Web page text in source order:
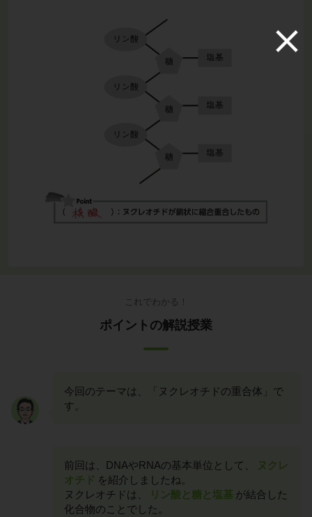
これでわかる！
ポイントの解説授業
今回のテーマは、「ヌクレオチドの重合体」で
す。
前回は、DNAやRNAの基本単位として、
ヌクレ
オチド を紹介しましたね。
ヌクレオチドは、
リン酸と糖と塩基 が結合した
化合物のことでした。